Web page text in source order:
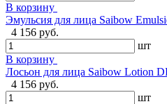
В корзину
Эмульсия для лица Saibow
4 156 руб.
шт
В корзину
Лосьон для лица Saibow Lotion
4 156 руб.
шт